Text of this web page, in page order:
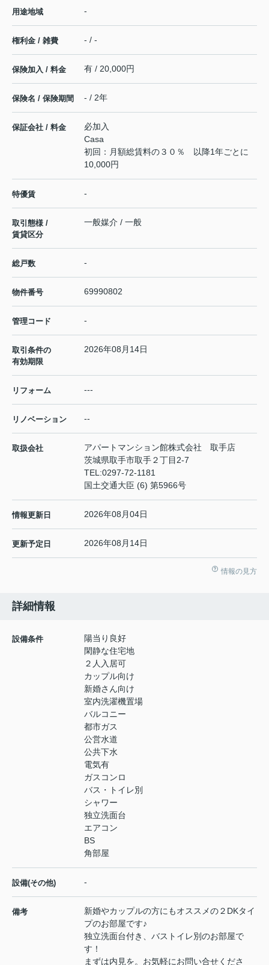
用途地域 -
権利金 / 雑費 - / -
保険加入 / 料金 有 / 20,000円
保険名 / 保険期間 - / 2年
保証会社 / 料金
必加入
Casa
初回：月額総賃料の３０％ 以降1年ごとに
10,000円
特優賃 -
取引態様 /
賃貸区分
一般媒介 / 一般
総戸数 -
物件番号 69990802
管理コード -
取引条件の
有効期限
2026年08月14日
リフォーム ---
リノベーション --
取扱会社
アパートマンション館株式会社 取手店
茨城県取手市取手２丁目2-7
TEL:0297-72-1181
国土交通大臣 (6) 第5966号
情報更新日 2026年08月04日
更新予定日 2026年08月14日
情報の見方
詳細情報
設備条件
陽当り良好
閑静な住宅地
２人入居可
カップル向け
新婚さん向け
室内洗濯機置場
バルコニー
都市ガス
公営水道
公共下水
電気有
ガスコンロ
バス・トイレ別
シャワー
独立洗面台
エアコン
BS
角部屋
設備(その他) -
備考
新婚やカップルの方にもオススメの２DKタイ
プのお部屋です♪
独立洗面台付き、バストイレ別のお部屋で
す！
まずは内見を。お気軽にお問い合せくださ